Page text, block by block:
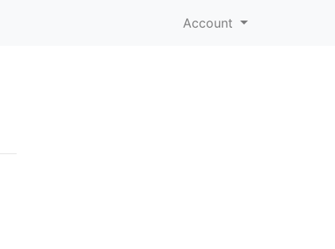
Account